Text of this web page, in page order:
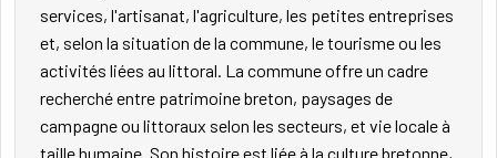
services, l'artisanat, l'agriculture, les petites entreprises
et, selon la situation de la commune, le tourisme ou les
activités liées au littoral. La commune offre un cadre
recherché entre patrimoine breton, paysages de
campagne ou littoraux selon les secteurs, et vie locale à
taille humaine. Son histoire est liée à la culture bretonne,